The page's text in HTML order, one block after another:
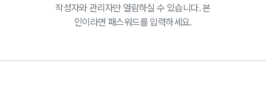
작성자와 관리자만 열람하실 수 있습니다. 본
인이라면 패스워드를 입력하세요.